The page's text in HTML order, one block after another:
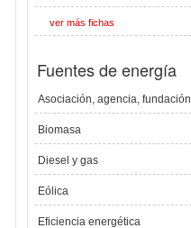
ver más fichas
Fuentes de energía
Asociación, agencia, fundación
Biomasa
Diesel y gas
Eólica
Eficiencia energética